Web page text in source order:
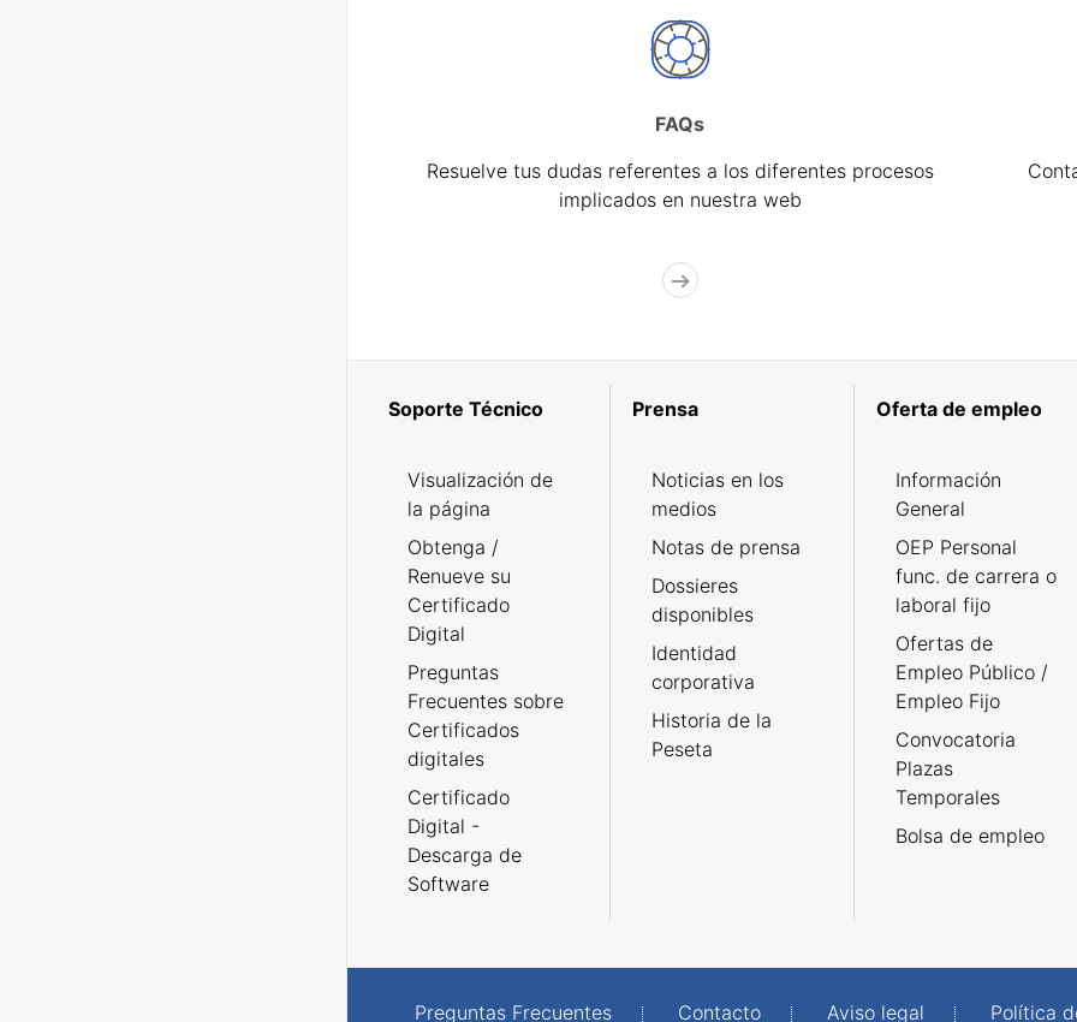
FAQs
Resuelve tus dudas referentes a los diferentes procesos
implicados en nuestra web
Soporte Técnico
Visualización de
la página
Obtenga /
Renueve su
Certificado
Digital
Preguntas
Frecuentes sobre
Certificados
digitales
Certificado
Digital -
Descarga de
Software
Prensa
Noticias en los
medios
Notas de prensa
Dossieres
disponibles
Identidad
corporativa
Historia de la
Peseta
Oferta de empleo
Información
General
OEP Personal
func. de carrera o
laboral fijo
Ofertas de
Empleo Público /
Empleo Fijo
Convocatoria
Plazas
Temporales
Bolsa de empleo
Preguntas Frecuentes Contacto Aviso legal Política